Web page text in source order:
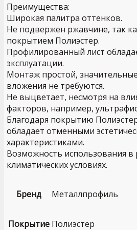
Преимущества:
Широкая палитра оттенков.
Не подвержен ржавчине, так
покрытием Полиэстер.
Профилированный лист
эксплуатации.
Монтаж простой,
вложения не требуются.
Не выцветает, несмотря на
факторов, например,
Благодаря покрытию
обладает отменными
характеристиками.
Возможность использования в
климатических условиях.
Бренд Металлпрофиль
Покрытие Полиэстер